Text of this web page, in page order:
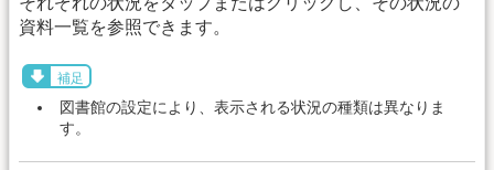
資料一覧を参照できます。
補足
図書館の設定により、表示される状況の種類は異なりま
す。